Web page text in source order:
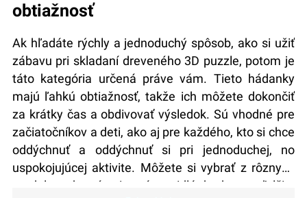
obtiažnosť
Ak hľadáte rýchly a jednoduchý spôsob, ako si užiť
zábavu pri skladaní dreveného 3D puzzle, potom je
táto kategória určená práve vám. Tieto hádanky
majú ľahkú obtiažnosť, takže ich môžete dokončiť
za krátky čas a obdivovať výsledok. Sú vhodné pre
začiatočníkov a deti, ako aj pre každého, kto si chce
oddýchnuť a oddýchnuť si pri jednoduchej, no
uspokojujúcej aktivite. Môžete si vybrať z rôznych
modelov, ako sú zvieratá, vozidlá, budovy a ďalšie.